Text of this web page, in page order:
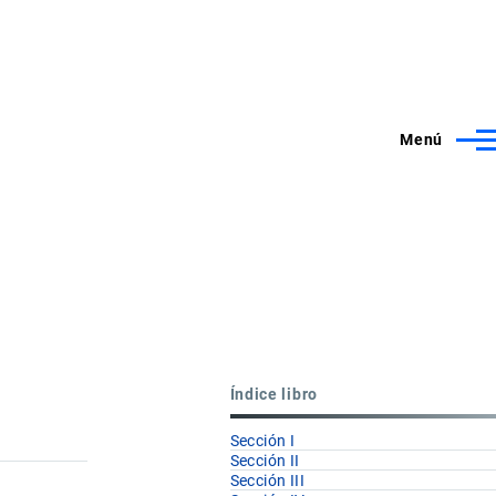
Menú
Índice libro
Sección I
Sección II
Sección III